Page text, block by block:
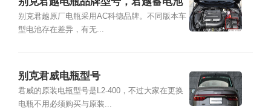
怎么更换教程
别克君越原厂电瓶采用AC科德品牌。不同版本车
型电池存在差异，有无...
别克君威电瓶型号
君威的原装电瓶型号是L2-400，不过大家在更换
电瓶不用必须购买与原装...